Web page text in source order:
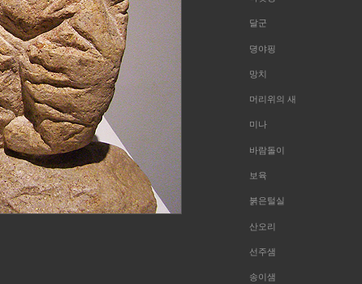
달군
뎡야핑
망치
머리위의 새
미나
바람돌이
보육
붉은털실
산오리
선주샘
송이샘